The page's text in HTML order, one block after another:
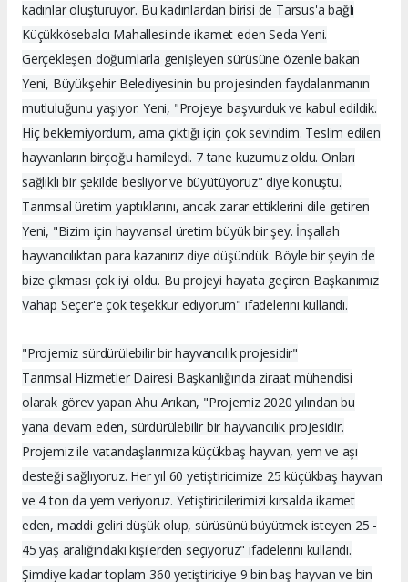
kadınlar oluşturuyor. Bu kadınlardan birisi de Tarsus'a bağlı
Küçükkösebalcı Mahallesi'nde ikamet eden Seda Yeni.
Gerçekleşen doğumlarla genişleyen sürüsüne özenle bakan
Yeni, Büyükşehir Belediyesinin bu projesinden faydalanmanın
mutluluğunu yaşıyor. Yeni, "Projeye başvurduk ve kabul edildik.
Hiç beklemiyordum, ama çıktığı için çok sevindim. Teslim edilen
hayvanların birçoğu hamileydi. 7 tane kuzumuz oldu. Onları
sağlıklı bir şekilde besliyor ve büyütüyoruz" diye konuştu.
Tarımsal üretim yaptıklarını, ancak zarar ettiklerini dile getiren
Yeni, "Bizim için hayvansal üretim büyük bir şey. İnşallah
hayvancılıktan para kazanırız diye düşündük. Böyle bir şeyin de
bize çıkması çok iyi oldu. Bu projeyi hayata geçiren Başkanımız
Vahap Seçer'e çok teşekkür ediyorum" ifadelerini kullandı.
"Projemiz sürdürülebilir bir hayvancılık projesidir"
Tarımsal Hizmetler Dairesi Başkanlığında ziraat mühendisi
olarak görev yapan Ahu Arıkan, "Projemiz 2020 yılından bu
yana devam eden, sürdürülebilir bir hayvancılık projesidir.
Projemiz ile vatandaşlarımıza küçükbaş hayvan, yem ve aşı
desteği sağlıyoruz. Her yıl 60 yetiştiricimize 25 küçükbaş hayvan
ve 4 ton da yem veriyoruz. Yetiştiricilerimizi kırsalda ikamet
eden, maddi geliri düşük olup, sürüsünü büyütmek isteyen 25 -
45 yaş aralığındaki kişilerden seçiyoruz" ifadelerini kullandı.
Şimdiye kadar toplam 360 yetiştiriciye 9 bin baş hayvan ve bin